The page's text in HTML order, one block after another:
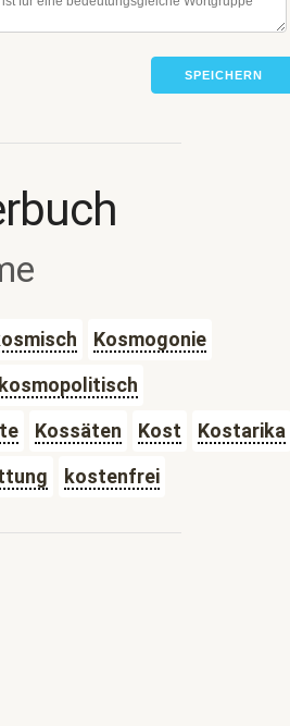
SPEICHERN
Kosmogonie
kosmopolitisch
Kossäten Kost
Kostarika
kostenfrei